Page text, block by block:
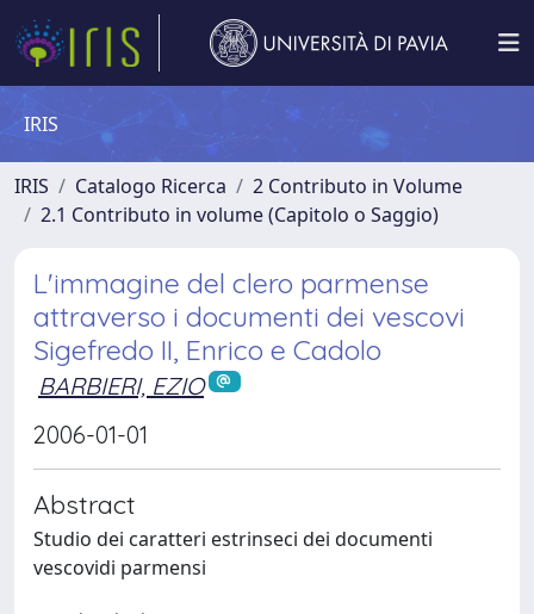
IRIS
IRIS Catalogo Ricerca
2 Contributo in Volume
2.1 Contributo in volume (Capitolo o Saggio)
L'immagine del clero parmense
attraverso i documenti dei vescovi
Sigefredo II, Enrico e Cadolo
BARBIERI, EZIO
2006-01-01
Abstract
Studio dei caratteri estrinseci dei documenti
vescovidi parmensi